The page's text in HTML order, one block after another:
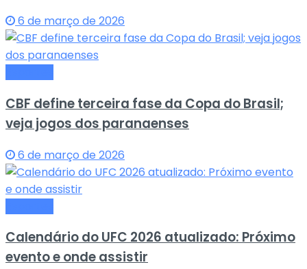
6 de março de 2026
CBF define terceira fase da Copa do Brasil;
veja jogos dos paranaenses
6 de março de 2026
Calendário do UFC 2026 atualizado: Próximo
evento e onde assistir